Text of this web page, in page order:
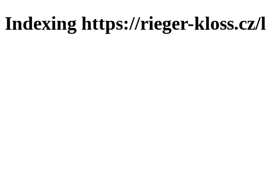
Indexing https://rieger-kloss.cz/